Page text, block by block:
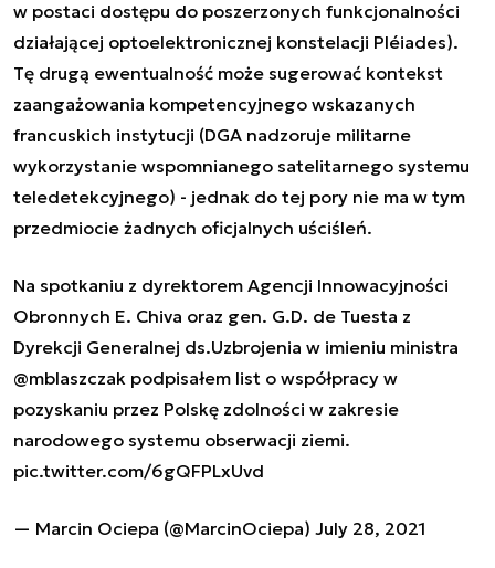
w postaci dostępu do poszerzonych funkcjonalności
działającej optoelektronicznej konstelacji Pléiades).
Tę drugą ewentualność może sugerować kontekst
zaangażowania kompetencyjnego wskazanych
francuskich instytucji (DGA nadzoruje militarne
wykorzystanie wspomnianego satelitarnego systemu
teledetekcyjnego) - jednak do tej pory nie ma w tym
przedmiocie żadnych oficjalnych uściśleń.
Na spotkaniu z dyrektorem Agencji Innowacyjności
Obronnych E. Chiva oraz gen. G.D. de Tuesta z
Dyrekcji Generalnej ds.Uzbrojenia w imieniu ministra
@mblaszczak podpisałem list o współpracy w
pozyskaniu przez Polskę zdolności w zakresie
narodowego systemu obserwacji ziemi.
pic.twitter.com/6gQFPLxUvd
— Marcin Ociepa (@MarcinOciepa) July 28, 2021